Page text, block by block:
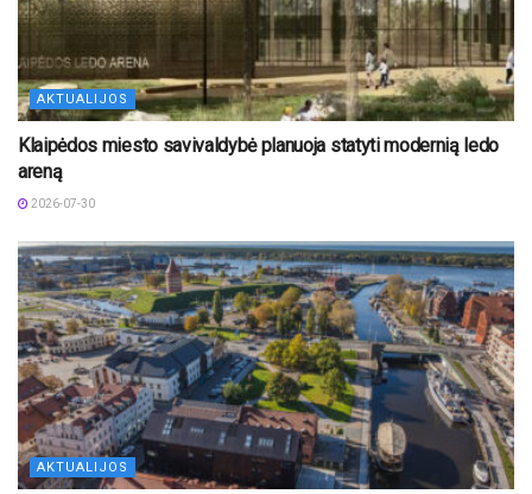
AKTUALIJOS
Klaipėdos miesto savivaldybė planuoja statyti modernią ledo
areną
2026-07-30
AKTUALIJOS